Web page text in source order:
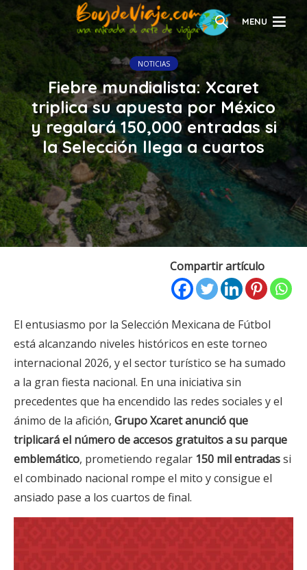
MENU
NOTICIAS
Fiebre mundialista: Xcaret
triplica su apuesta por México
y regalará 150,000 entradas si
la Selección llega a cuartos
Compartir artículo
El entusiasmo por la Selección Mexicana de Fútbol
está alcanzando niveles históricos en este torneo
internacional 2026, y el sector turístico se ha sumado
a la gran fiesta nacional. En una iniciativa sin
precedentes que ha encendido las redes sociales y el
ánimo de la afición, Grupo Xcaret anunció que
triplicará el número de accesos gratuitos a su parque
emblemático, prometiendo regalar 150 mil entradassi
el combinado nacional rompe el mito y consigue el
ansiado pase a los cuartos de final.